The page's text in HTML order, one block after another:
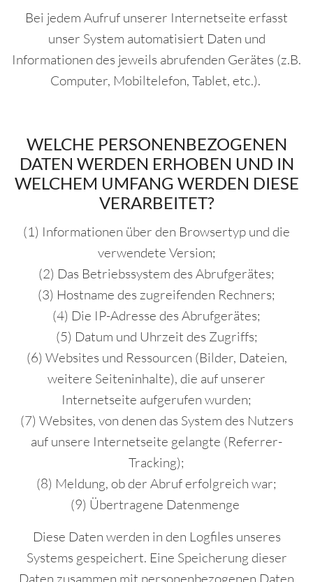
Bei jedem Aufruf unserer Internetseite erfasst
unser System automatisiert Daten und
Informationen des jeweils abrufenden Gerätes (z.B.
Computer, Mobiltelefon, Tablet, etc.).
WELCHE PERSONENBEZOGENEN
DATEN WERDEN ERHOBEN UND IN
WELCHEM UMFANG WERDEN DIESE
VERARBEITET?
(1) Informationen über den Browsertyp und die
verwendete Version;
(2) Das Betriebssystem des Abrufgerätes;
(3) Hostname des zugreifenden Rechners;
(4) Die IP-Adresse des Abrufgerätes;
(5) Datum und Uhrzeit des Zugriffs;
(6) Websites und Ressourcen (Bilder, Dateien,
weitere Seiteninhalte), die auf unserer
Internetseite aufgerufen wurden;
(7) Websites, von denen das System des Nutzers
auf unsere Internetseite gelangte (Referrer-
Tracking);
(8) Meldung, ob der Abruf erfolgreich war;
(9) Übertragene Datenmenge
Diese Daten werden in den Logfiles unseres
Systems gespeichert. Eine Speicherung dieser
Daten zusammen mit personenbezogenen Daten